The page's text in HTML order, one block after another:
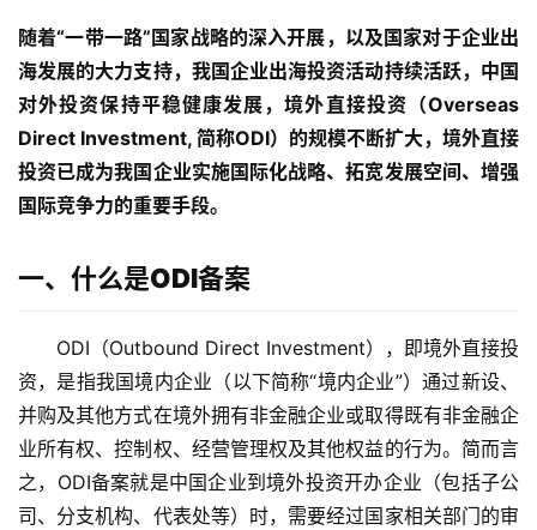
随着“一带一路”国家战略的深入开展，以及国家对于企业出
海发展的大力支持，我国企业出海投资活动持续活跃，中国
对外投资保持平稳健康发展，境外直接投资（Overseas
Direct Investment, 简称ODI）的规模不断扩大，境外直接
投资已成为我国企业实施国际化战略、拓宽发展空间、增强
国际竞争力的重要手段。
一、什么是ODI备案
ODI（Outbound Direct Investment），即境外直接投
资，是指我国境内企业（以下简称“境内企业”）通过新设、
并购及其他方式在境外拥有非金融企业或取得既有非金融企
业所有权、控制权、经营管理权及其他权益的行为。简而言
之，ODI备案就是中国企业到境外投资开办企业（包括子公
司、分支机构、代表处等）时，需要经过国家相关部门的审